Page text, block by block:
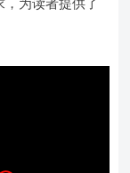
为读者提供了